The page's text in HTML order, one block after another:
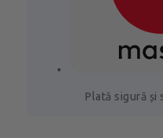
Plată sigură și